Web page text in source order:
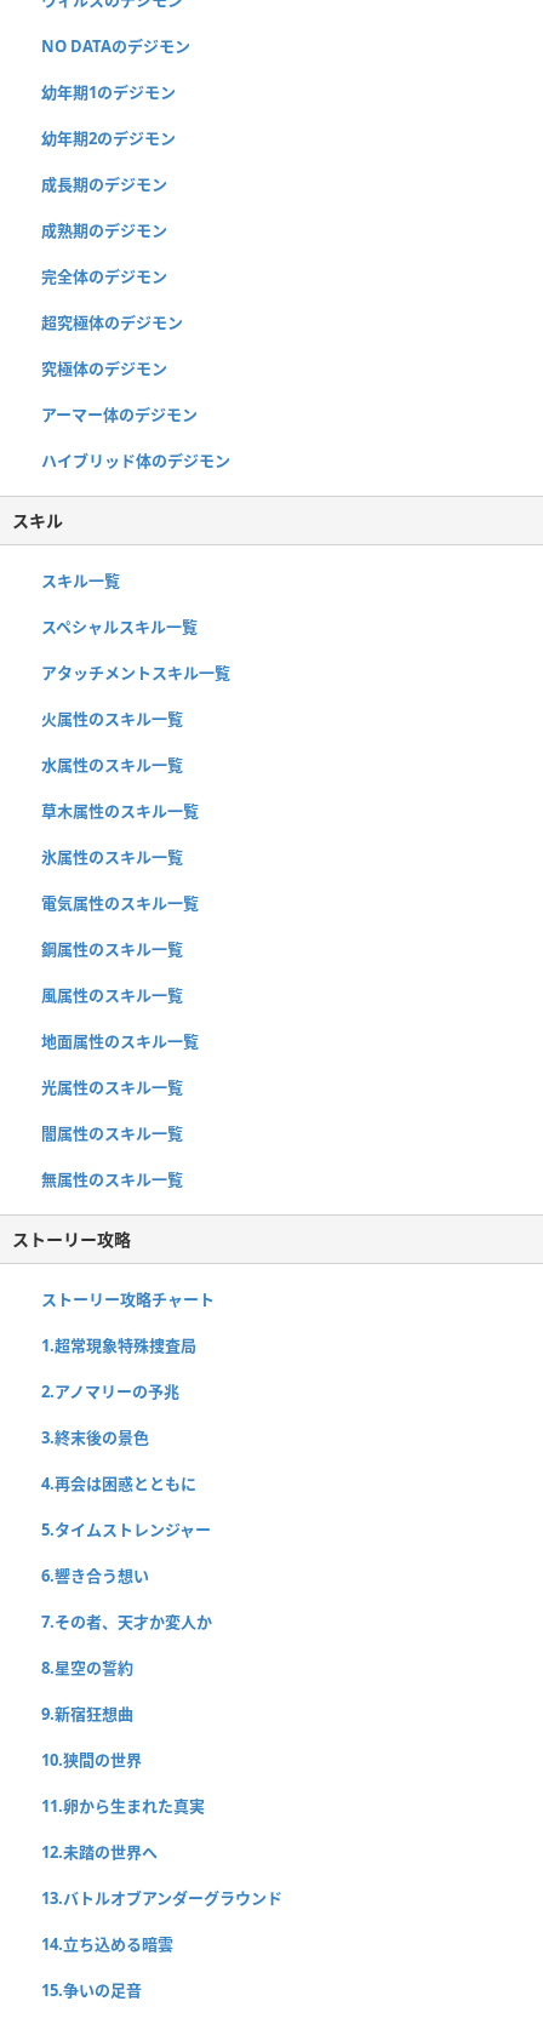
NO DATAのデジモン
幼年期1のデジモン
幼年期2のデジモン
成長期のデジモン
成熟期のデジモン
完全体のデジモン
超究極体のデジモン
究極体のデジモン
アーマー体のデジモン
ハイブリッド体のデジモン
スキル
スキル一覧
スペシャルスキル一覧
アタッチメントスキル一覧
火属性のスキル一覧
水属性のスキル一覧
草木属性のスキル一覧
氷属性のスキル一覧
電気属性のスキル一覧
鋼属性のスキル一覧
風属性のスキル一覧
地面属性のスキル一覧
光属性のスキル一覧
闇属性のスキル一覧
無属性のスキル一覧
ストーリー攻略
ストーリー攻略チャート
1.超常現象特殊捜査局
2.アノマリーの予兆
3.終末後の景色
4.再会は困惑とともに
5.タイムストレンジャー
6.響き合う想い
7.その者、天才か変人か
8.星空の誓約
9.新宿狂想曲
10.狭間の世界
11.卵から生まれた真実
12.未踏の世界へ
13.バトルオブアンダーグラウンド
14.立ち込める暗雲
15.争いの足音